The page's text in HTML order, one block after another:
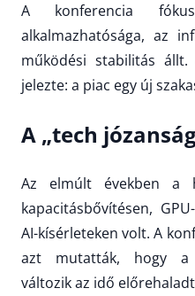
A konferencia
alkalmazhatósága, az
működési stabilitás
jelezte: a piac egy új
A „tech
Az elmúlt években a
kapacitásbővítésen,
AI-kísérleteken volt. A
azt mutatták, hogy a
változik az idő